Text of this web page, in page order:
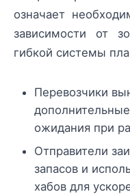
означает
зависимости от
гибкой системы
Перевозчики
ожидания при
Отправители
запасов и
хабов для